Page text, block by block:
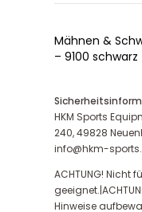
Mähnen &
– 9100 schwarz
HKM Sports
240, 49828
info@hkm-
ACHTUNG! Nicht
Hinweise